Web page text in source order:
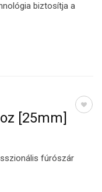
biztosítja a
[25mm]
fúrószár